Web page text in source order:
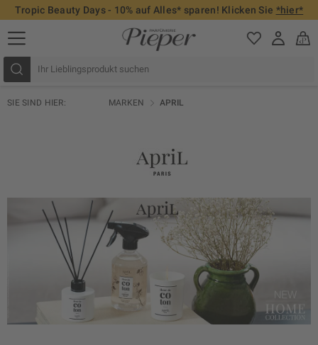
Tropic Beauty Days - 10% auf Alles* sparen! Klicken Sie *hier*
SIE SIND HIER: MARKEN APRIL